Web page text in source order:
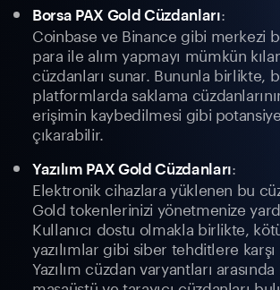
Borsa PAX Gold Cüzdanları:
Coinbase ve Binance gibi merkezi
para ile alım yapmayı mümkün
cüzdanları sunar. Bununla birlikte,
platformlarda saklama
erişimin kaybedilmesi gibi
çıkarabilir.
Yazılım PAX Gold Cüzdanları:
Elektronik cihazlara yüklenen bu
Gold tokenlerinizi yönetmenize
Kullanıcı dostu olmakla birlikte,
yazılımlar gibi siber tehditlere karşı
Yazılım cüzdan varyantları